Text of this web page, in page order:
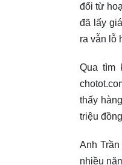
đổi từ
đã lấy
ra vẫn lỗ
Qua tìm
thấy
triệu
Anh
nhiều